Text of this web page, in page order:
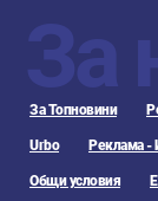
За
За Топновини
Urbo Реклама -
Общи условия